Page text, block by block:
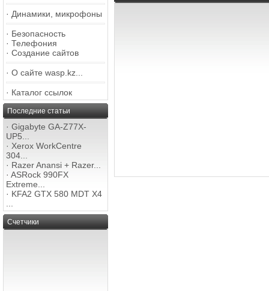
· Динамики, микрофоны
· Безопасность
· Телефония
· Создание сайтов
· О сайте wasp.kz...
· Каталог ссылок
Последние статьи
· Gigabyte GA-Z77X-
UP5...
· Xerox WorkCentre
304...
· Razer Anansi + Razer...
· ASRock 990FX
Extreme...
· KFA2 GTX 580 MDT X4
Счетчики